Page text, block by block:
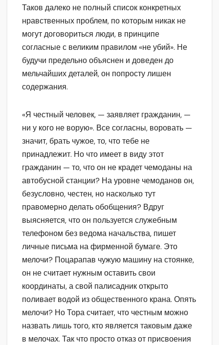
Таков далеко не полный список конкретных
нравственных проблем, по которым никак не
могут договориться люди, в принципе
согласные с великим правилом «не убий». Не
будучи предельно объяснен и доведен до
мельчайших деталей, он попросту лишен
содержания.
«Я честный человек, — заявляет гражданин, —
ни у кого не ворую». Все согласны, воровать —
значит, брать чужое, то, что тебе не
принадлежит. Но что имеет в виду этот
гражданин — то, что он не крадет чемоданы на
автобусной станции? На уровне чемоданов он,
безусловно, честен, но насколько тут
правомерно делать обобщения? Вдруг
выясняется, что он пользуется служебным
телефоном без ведома начальства, пишет
личные письма на фирменной бумаге. Это
мелочи? Поцарапав чужую машину на стоянке,
он не считает нужным оставить свои
координаты, а свой палисадник открыто
поливает водой из общественного крана. Опять
мелочи? Но Тора считает, что честным можно
назвать лишь того, кто является таковым даже
в мелочах. Так что просто отказ от присвоения